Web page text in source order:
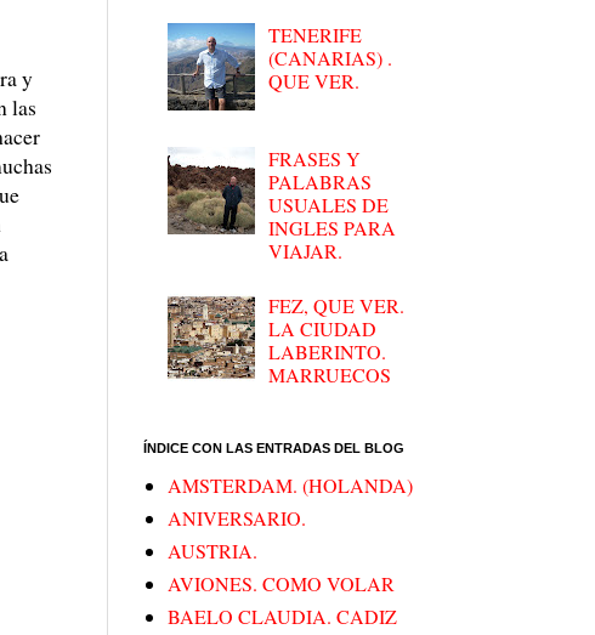
y
las
TENERIFE
(CANARIAS) .
QUE VER.
FRASES Y
PALABRAS
USUALES DE
INGLES PARA
VIAJAR.
FEZ, QUE VER.
LA CIUDAD
LABERINTO.
MARRUECOS
ÍNDICE CON LAS ENTRADAS DEL BLOG
AMSTERDAM. (HOLANDA)
ANIVERSARIO.
AUSTRIA.
AVIONES. COMO VOLAR
BAELO CLAUDIA. CADIZ